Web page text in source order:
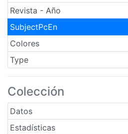
Revista - Año
SubjectPcEn
Colores
Type
Colección
Datos
Estadísticas